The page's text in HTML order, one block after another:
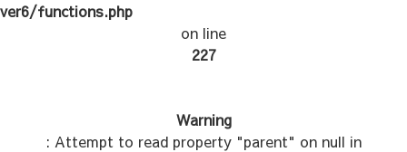
ver6/functions.php
on line
227
Warning
: Attempt to read property "parent" on null in